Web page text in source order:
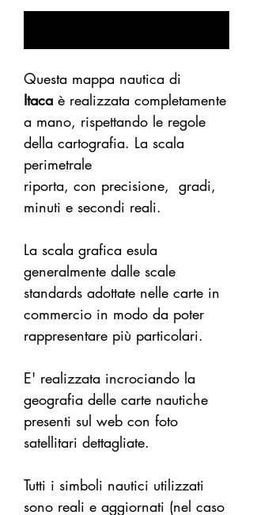
Questa mappa nautica di
Itaca è realizzata completamente
a mano, rispettando le regole
della cartografia. La scala
perimetrale
riporta, con precisione, gradi,
minuti e secondi reali.
La scala grafica esula
generalmente dalle scale
standards adottate nelle carte in
commercio in modo da poter
rappresentare più particolari.
E' realizzata incrociando la
geografia delle carte nautiche
presenti sul web con foto
satellitari dettagliate.
Tutti i simboli nautici utilizzati
sono reali e aggiornati (nel caso